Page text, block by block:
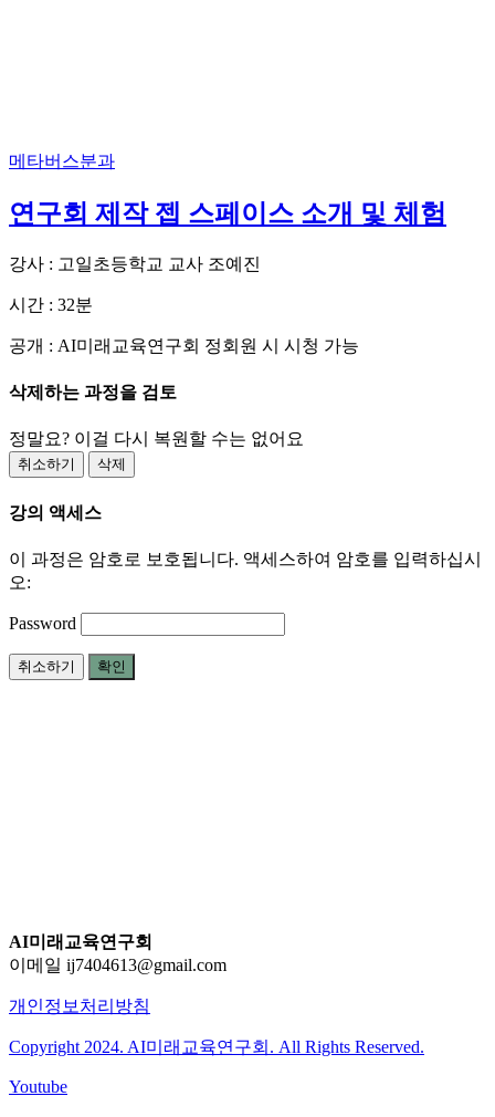
메타버스분과
연구회 제작 젭 스페이스 소개 및 체험
강사 : 고일초등학교 교사 조예진
시간 : 32분
공개 : AI미래교육연구회 정회원 시 시청 가능
삭제하는 과정을 검토
정말요? 이걸 다시 복원할 수는 없어요
취소하기 삭제
강의 액세스
이 과정은 암호로 보호됩니다. 액세스하여 암호를 입력하십시
오:
Password
취소하기 확인
AI미래교육연구회
이메일 ij7404613@gmail.com
개인정보처리방침
Copyright 2024. AI미래교육연구회. All Rights Reserved.
Youtube